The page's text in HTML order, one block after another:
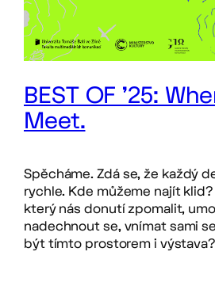
BEST OF ’25:
Meet.
Spěcháme. Zdá se, že každý
rychle. Kde můžeme najít
který nás donutí zpomalit,
nadechnout se, vnímat sami
být tímto prostorem i výstava?